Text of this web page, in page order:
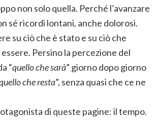
non solo quella. Perché l’avanzare
sé ricordi lontani, anche dolorosi.
su ciò che è stato e su ciò che
Persino la percezione del
“quello che sarà” giorno dopo giorno
che resta”, senza quasi che ce ne
di queste pagine: il tempo.